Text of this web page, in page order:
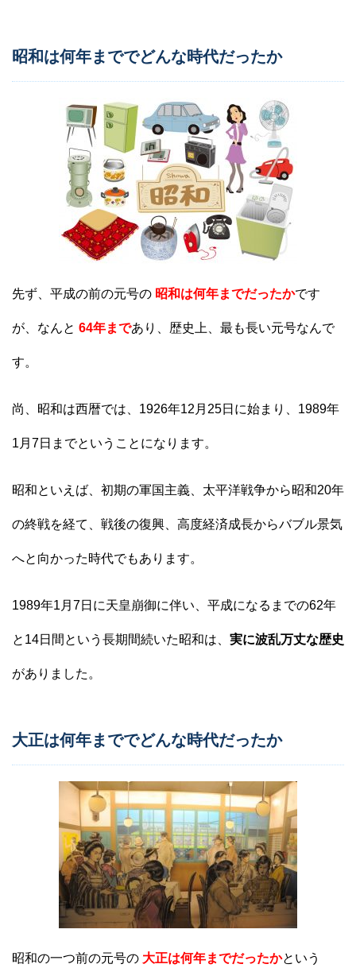
昭和は何年まででどんな時代だったか
先ず、平成の前の元号の 昭和は何年までだったかです
が、なんと 64年まであり、歴史上、最も長い元号なんで
す。
尚、昭和は西暦では、1926年12月25日に始まり、1989年
1月7日までということになります。
昭和といえば、初期の軍国主義、太平洋戦争から昭和20年
の終戦を経て、戦後の復興、高度経済成長からバブル景気
へと向かった時代でもあります。
1989年1月7日に天皇崩御に伴い、平成になるまでの62年
と14日間という長期間続いた昭和は、 実に波乱万丈な歴史
がありました。
大正は何年まででどんな時代だったか
昭和の一つ前の元号の 大正は何年までだったかという